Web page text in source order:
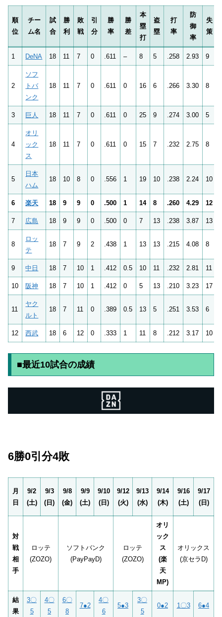
順
位
チー
ム名
試
合
勝
利
敗
戦
引
分
勝
率
勝
差
本
塁
打
盗
塁
打
率
防
御
率
失
策
1 DeNA 18 11 7 0 .611 – 8 5 .258 2.93 9
2
ソフ
トバ
ンク
18 11 7 0 .611 0 16 6 .266 3.30 8
3 巨人 18 11 7 0 .611 0 25 9 .274 3.00 5
4
オリ
ック
ス
18 11 7 0 .611 0 15 7 .232 2.75 8
5
日本
ハム
18 10 8 0 .556 1 19 10 .238 2.24 10
6 楽天 18 9 9 0 .500 1 14 8 .260 4.29 12
7 広島 18 9 9 0 .500 0 7 13 .238 3.87 13
8
ロッ
テ
18 7 9 2 .438 1 13 13 .215 4.08 8
9 中日 18 7 10 1 .412 0.5 10 11 .232 2.81 11
10 阪神 18 7 10 1 .412 0 5 13 .210 3.23 17
11
ヤク
ルト
18 7 11 0 .389 0.5 13 5 .251 3.53 6
12 西武 18 6 12 0 .333 1 11 8 .212 3.17 10
■最近10試合の成績
6勝0引分4敗
月
日
9/2
(土)
9/3
(日)
9/8
(金)
9/9
(土)
9/10
(日)
9/12
(火)
9/13
(水)
9/14
(木)
9/16
(土)
9/17
(日)
対
戦
相
手
ロッテ
(ZOZO)
ソフトバンク
(PayPayD)
ロッテ
(ZOZO)
オリ
ック
ス
(楽
天
MP)
オリックス
(京セラD)
結
果
3〇
5
4〇
5
6〇
8
7●2
4〇
6
5●3
3〇
5
0●2 1〇3 6●4